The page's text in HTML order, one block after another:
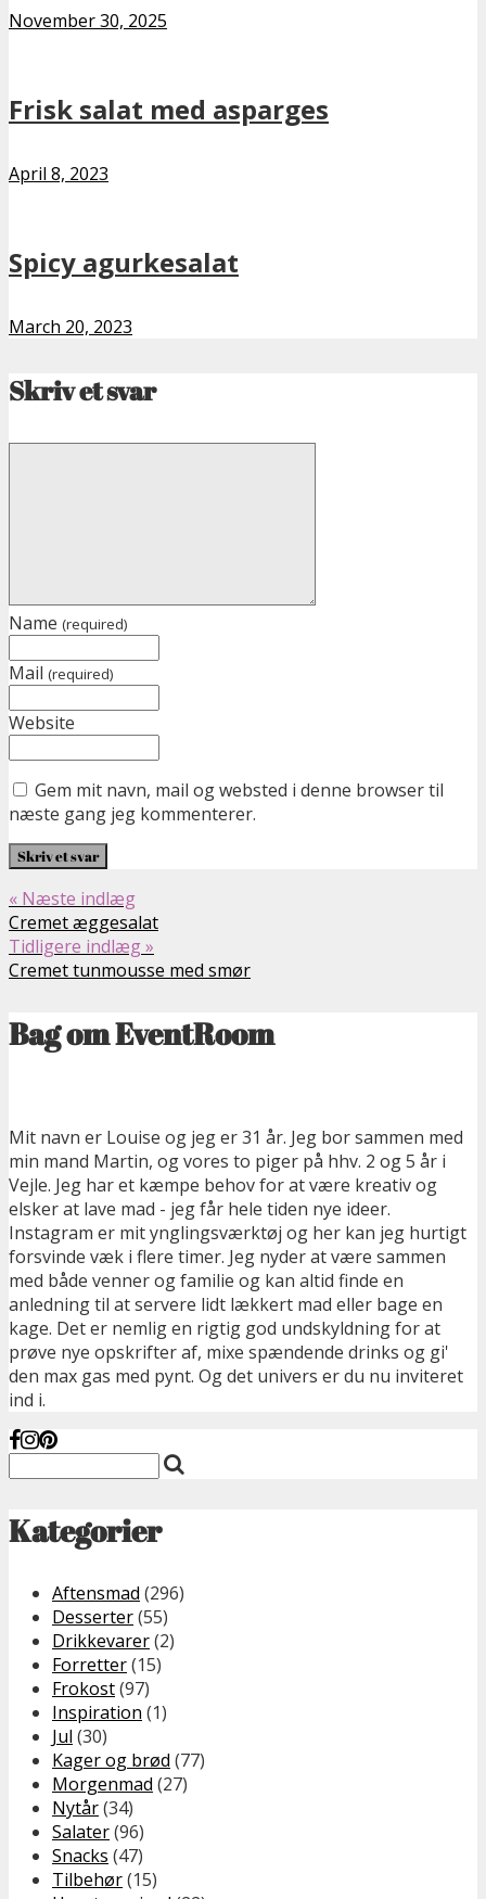
November 30, 2025
Frisk salat med asparges
April 8, 2023
Spicy agurkesalat
March 20, 2023
Skriv et svar
Name (required)
Mail (required)
Website
Gem mit navn, mail og websted i denne browser til
næste gang jeg kommenterer.
« Næste indlæg
Cremet æggesalat
Tidligere indlæg »
Cremet tunmousse med smør
Bag om EventRoom
Mit navn er Louise og jeg er 31 år. Jeg bor sammen med
min mand Martin, og vores to piger på hhv. 2 og 5 år i
Vejle. Jeg har et kæmpe behov for at være kreativ og
elsker at lave mad - jeg får hele tiden nye ideer.
Instagram er mit ynglingsværktøj og her kan jeg hurtigt
forsvinde væk i flere timer. Jeg nyder at være sammen
med både venner og familie og kan altid finde en
anledning til at servere lidt lækkert mad eller bage en
kage. Det er nemlig en rigtig god undskyldning for at
prøve nye opskrifter af, mixe spændende drinks og gi'
den max gas med pynt. Og det univers er du nu inviteret
ind i.
Kategorier
Aftensmad (296)
Desserter(55)
Drikkevarer(2)
Forretter(15)
Frokost(97)
Inspiration (1)
Jul (30)
Kager og brød (77)
Morgenmad (27)
Nytår(34)
Salater(96)
Snacks (47)
Tilbehør(15)